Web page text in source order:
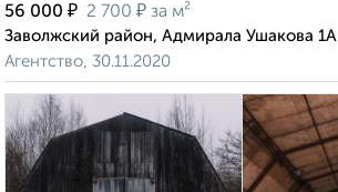
56 000 ₽ 2 700 ₽ за м²
Заволжский район, Адмирала Ушакова 1А
Агентство, 30.11.2020